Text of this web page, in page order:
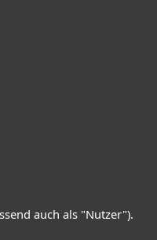
auch als "Nutzer").